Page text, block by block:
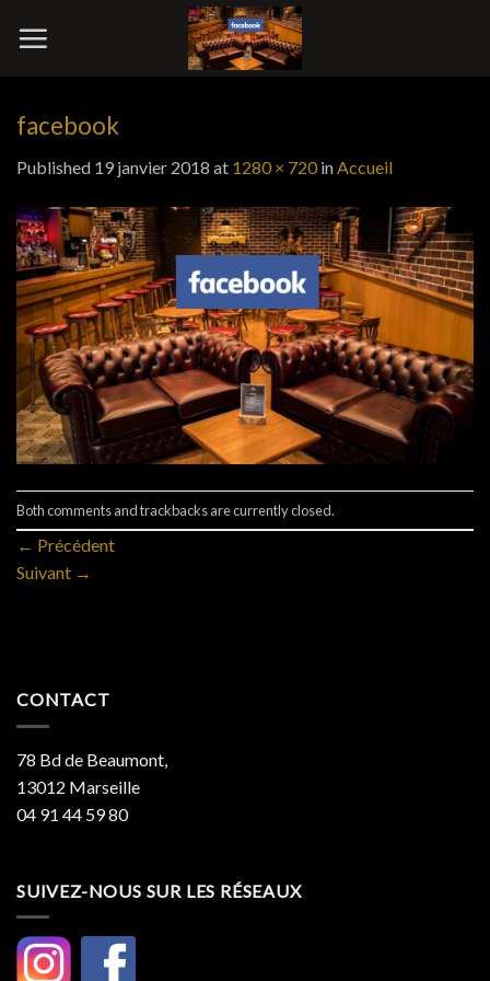
facebook
Published 19 janvier 2018 at 1280 × 720 inAccueil
Both comments and trackbacks are currently closed.
← Précédent
Suivant →
CONTACT
78 Bd de Beaumont,
13012 Marseille
04 91 44 59 80
SUIVEZ-NOUS SUR LES RÉSEAUX